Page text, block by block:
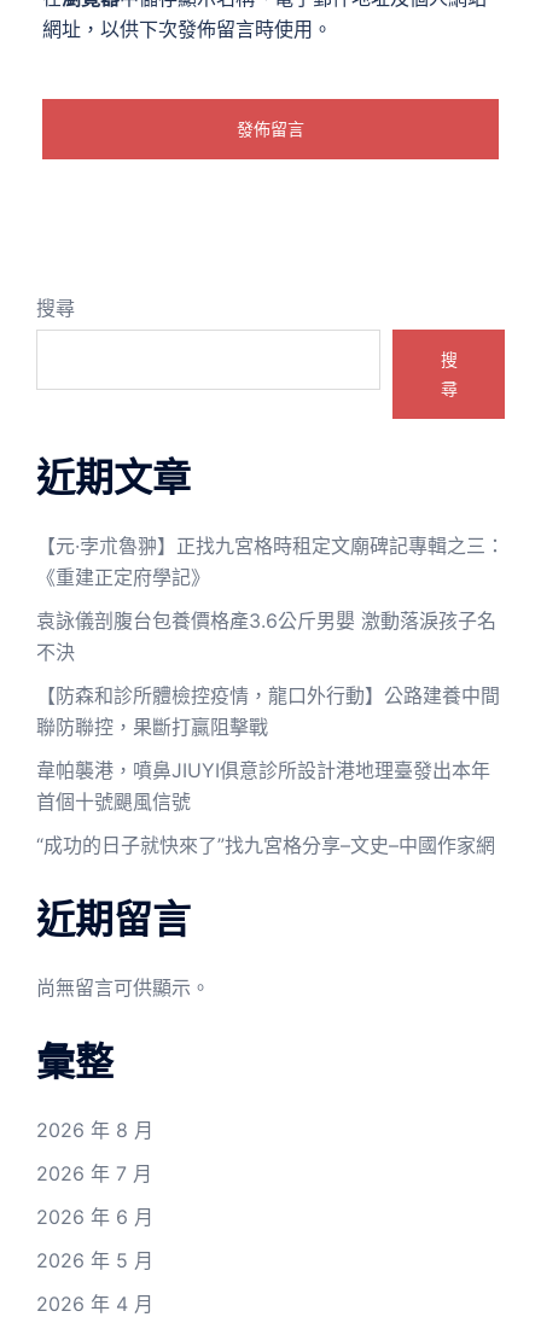
網址，以供下次發佈留言時使用。
搜尋
搜
尋
近期文章
【元·孛朮魯翀】正找九宮格時租定文廟碑記專輯之三：
《重建正定府學記》
袁詠儀剖腹台包養價格產3.6公斤男嬰 激動落淚孩子名
不決
【防森和診所體檢控疫情，龍口外行動】公路建養中間
聯防聯控，果斷打贏阻擊戰
韋帕襲港，噴鼻JIUYI俱意診所設計港地理臺發出本年
首個十號颶風信號
“成功的日子就快來了”找九宮格分享–文史–中國作家網
近期留言
尚無留言可供顯示。
彙整
2026 年 8 月
2026 年 7 月
2026 年 6 月
2026 年 5 月
2026 年 4 月